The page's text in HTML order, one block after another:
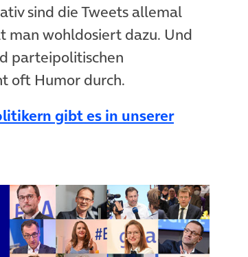
sind die Tweets allemal
man wohldosiert dazu. Und
parteipolitischen
oft Humor durch.
gibt es in unserer